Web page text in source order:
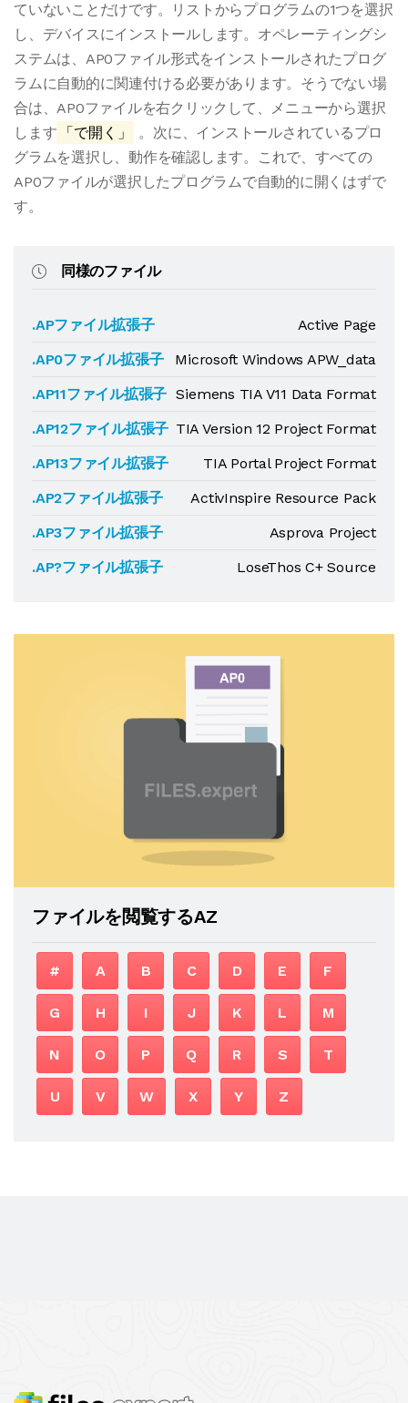
ていないことだけです。リストからプログラムの1つを選択
し、デバイスにインストールします。オペレーティングシ
ステムは、AP0ファイル形式をインストールされたプログ
ラムに自動的に関連付ける必要があります。そうでない場
合は、AP0ファイルを右クリックして、メニューから選択
します
「で開く」
。次に、インストールされているプロ
グラムを選択し、動作を確認します。これで、すべての
AP0ファイルが選択したプログラムで自動的に開くはずで
す。
同様のファイル
.APファイル拡張子
Active Page
.AP0ファイル拡張子
Microsoft Windows APW_data
.AP11ファイル拡張子 Siemens TIA V11 Data Format
.AP12ファイル拡張子 TIA Version 12 Project Format
.AP13ファイル拡張子
TIA Portal Project Format
.AP2ファイル拡張子
ActivInspire Resource Pack
.AP3ファイル拡張子
Asprova Project
.AP?ファイル拡張子
LoseThos C+ Source
ファイルを閲覧するAZ
# A B C D E F
G H I J K L M
N O P Q R S T
U V W X Y Z